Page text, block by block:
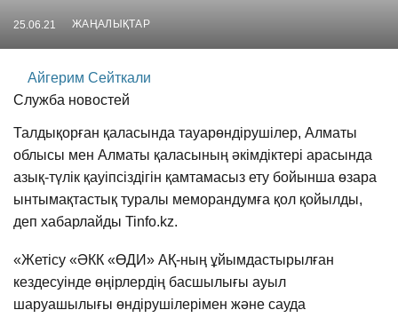
25.06.21 ЖАҢАЛЫҚТАР
Айгерим Сейткали
Служба новостей
Талдықорған қаласында тауарөндірушілер, Алматы
облысы мен Алматы қаласының әкімдіктері арасында
азық-түлік қауіпсіздігін қамтамасыз ету бойынша өзара
ынтымақтастық туралы меморандумға қол қойылды,
деп хабарлайды Tinfo.kz.
«Жетісу «ӘКК «ӨДИ» АҚ-ның ұйымдастырылған
кездесуінде өңірлердің басшылығы ауыл
шаруашылығы өндірушілерімен және сауда